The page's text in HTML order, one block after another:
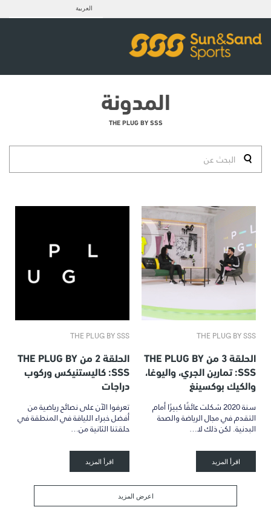
العربية
المدونة
THE PLUG BY SSS
THE PLUG BY SSS
الحلقة 3 من THE PLUG BY
SSS: تمارين الجري، واليوغا،
والكيك بوكسينغ
سنة 2020 شكلت عائقًا كبيرًا أمام
التقدم في مجال الرياضة والصحة
البدنية. لكن ذلك لا…
اقرأ المزيد
THE PLUG BY SSS
الحلقة 2 من THE PLUG BY
SSS: كاليستنيكس وركوب
دراجات
تعرفوا الآن على نصائح رياضية من
أفضل خبراء اللياقة في المنطقة في
حلقتنا الثانية من…
اقرأ المزيد
اعرض المزيد